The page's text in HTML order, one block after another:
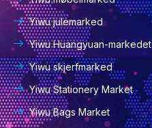
Yiwu julemarked
Yiwu Huangyuan-markedet
Yiwu skjerfmarked
Yiwu Stationery Market
Yiwu Bags Market